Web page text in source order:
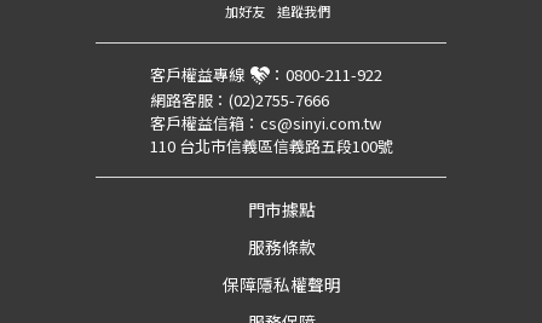
加好友 追蹤我們
客戶權益專線 ： 0800-211-922
網路客服： (02)2755-7666
客戶權益信箱： cs@sinyi.com.tw
110 台北市信義區信義路五段100號
門市據點
服務條款
保障隱私權聲明